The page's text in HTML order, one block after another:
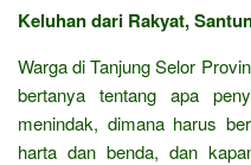
Keluhan dari Rakyat,
Warga di Tanjung Selor
bertanya tentang apa
menindak, dimana harus
harta dan benda, dan